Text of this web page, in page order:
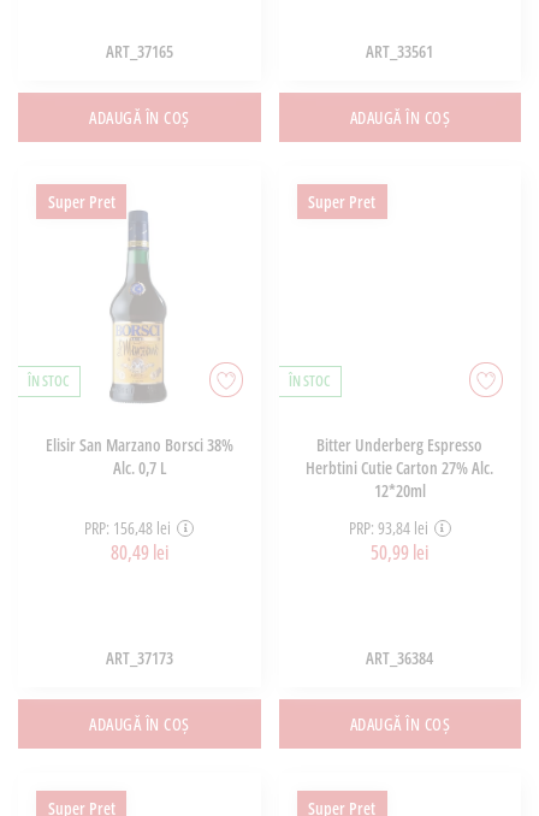
ART_37165
ADAUGĂ ÎN COȘ
ART_33561
ADAUGĂ ÎN COȘ
Super Pret
ÎN STOC
Elisir San Marzano Borsci 38%
Alc. 0,7 L
PRP: 156,48 lei
80,49 lei
ART_37173
ADAUGĂ ÎN COȘ
Super Pret
ÎN STOC
Bitter Underberg Espresso
Herbtini Cutie Carton 27% Alc.
12*20ml
PRP: 93,84 lei
50,99 lei
ART_36384
ADAUGĂ ÎN COȘ
Super Pret Super Pret